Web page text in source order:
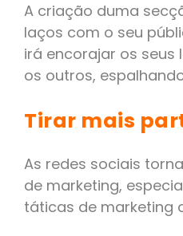
A criação duma
laços com o seu
irá encorajar os
os outros,
Tirar mais
As redes sociais
de marketing,
táticas de marketing